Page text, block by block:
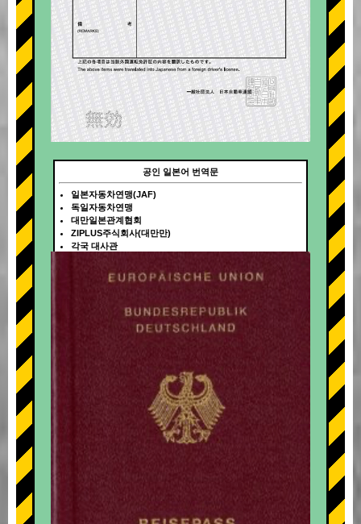
+
공인 일본어 번역문
일본자동차연맹(JAF)
독일자동차연맹
대만일본관계협회
ZIPLUS주식회사(대만만)
각국 대사관